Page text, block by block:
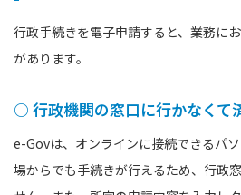
行政手続きを電子申請すると、業務に
があります。
○ 行政機関の窓口に行かなくて
e-Govは、オンラインに接続できるパ
場からでも手続きが行えるため、行政